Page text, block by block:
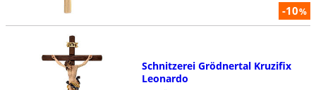
-10%
Schnitzerei Grödnertal Kruzifix
Leonardo